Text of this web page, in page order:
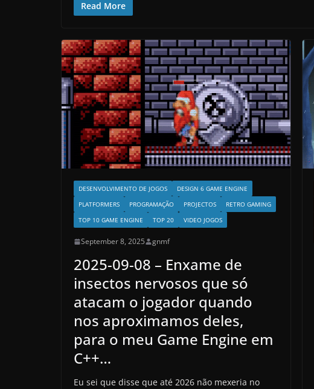
Read More
DESENVOLVIMENTO DE JOGOS
DESIGN 6 GAME ENGINE
PLATFORMERS
PROGRAMAÇÃO PROJECTOS
RETRO GAMING
TOP 10 GAME ENGINE
TOP 20 VIDEO JOGOS
September 8, 2025 gnmf
2025-09-08 – Enxame de
insectos nervosos que só
atacam o jogador quando
nos aproximamos deles,
para o meu Game Engine em
C++…
Eu sei que disse que até 2026 não mexeria no